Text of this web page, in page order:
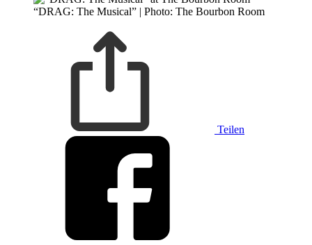
“DRAG: The Musical” | Photo: The Bourbon Room
Teilen